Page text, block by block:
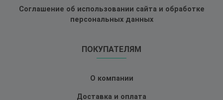
Соглашение об использовании сайта и обработке
персональных данных
ПОКУПАТЕЛЯМ
О компании
Доставка и оплата